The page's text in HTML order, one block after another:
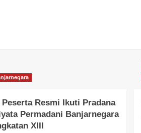
Peserta Resmi Ikuti Pradana
Permadani Banjarnegara
XIII